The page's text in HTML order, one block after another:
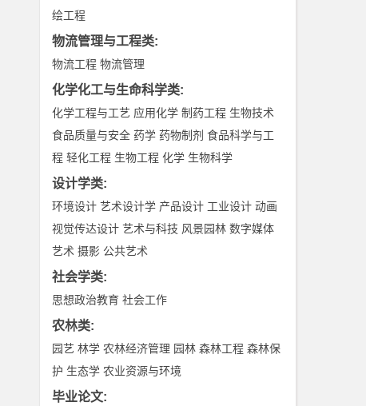
绘工程
物流管理与工程类:
物流工程 物流管理
化学化工与生命科学类:
化学工程与工艺 应用化学 制药工程 生物技术
食品质量与安全 药学 药物制剂 食品科学与工
程 轻化工程 生物工程 化学 生物科学
设计学类:
环境设计 艺术设计学 产品设计 工业设计 动画
视觉传达设计 艺术与科技 风景园林 数字媒体
艺术 摄影 公共艺术
社会学类:
思想政治教育 社会工作
农林类:
园艺 林学 农林经济管理 园林 森林工程 森林保
护 生态学 农业资源与环境
毕业论文: